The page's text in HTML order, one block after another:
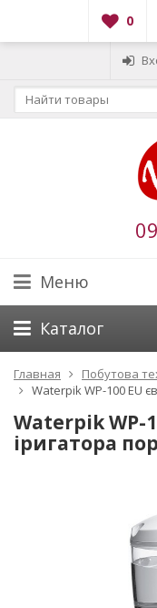
0
Меню
Каталог
Главная
Побутова
Waterpik WP-100 EU
Waterpik WP-
іригатора